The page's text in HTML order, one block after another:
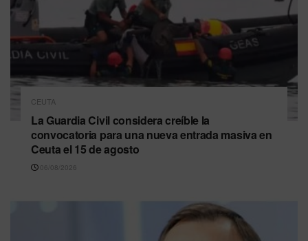
CEUTA
La Guardia Civil considera creíble la
convocatoria para una nueva entrada masiva en
Ceuta el 15 de agosto
06/08/2026